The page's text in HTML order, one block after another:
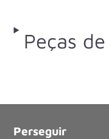
Peças
Perseguir